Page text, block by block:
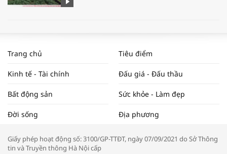
NAM NĂM 2024 VÀ NĂM 2025 | NHỊP
ĐẬP THỊ TRƯỜNG #62
Tọa đàm “Xúc tiến thương mại: Khơi
Trang chủ Tiêu điểm
Kinh tế - Tài chính Đấu giá - Đấu thầu
Bất động sản Sức khỏe - Làm đẹp
Đời sống Địa phương
Giấy phép hoạt động số: 3100/GP-TTĐT, ngày 07/09/2021 do Sở Thông
tin và Truyền thông Hà Nội cấp